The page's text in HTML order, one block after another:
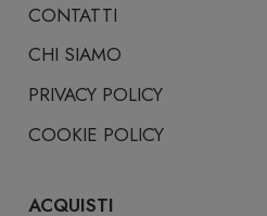
CONTATTI
CHI SIAMO
PRIVACY POLICY
COOKIE POLICY
ACQUISTI